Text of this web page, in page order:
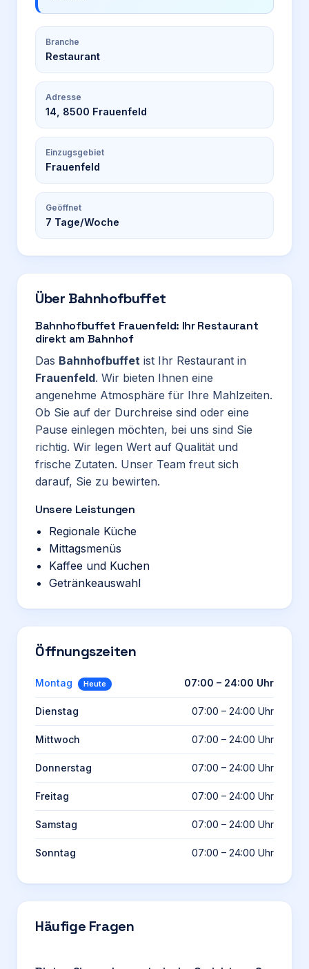
Branche
Restaurant
Adresse
14, 8500 Frauenfeld
Einzugsgebiet
Frauenfeld
Geöffnet
7 Tage/Woche
Über Bahnhofbuffet
Bahnhofbuffet Frauenfeld: Ihr Restaurant
direkt am Bahnhof
Das Bahnhofbuffet ist Ihr Restaurant in
Frauenfeld. Wir bieten Ihnen eine
angenehme Atmosphäre für Ihre Mahlzeiten.
Ob Sie auf der Durchreise sind oder eine
Pause einlegen möchten, bei uns sind Sie
richtig. Wir legen Wert auf Qualität und
frische Zutaten. Unser Team freut sich
darauf, Sie zu bewirten.
Unsere Leistungen
Regionale Küche
Mittagsmenüs
Kaffee und Kuchen
Getränkeauswahl
Öffnungszeiten
Montag Heute 07:00 – 24:00 Uhr
Dienstag 07:00 – 24:00 Uhr
Mittwoch 07:00 – 24:00 Uhr
Donnerstag 07:00 – 24:00 Uhr
Freitag 07:00 – 24:00 Uhr
Samstag 07:00 – 24:00 Uhr
Sonntag 07:00 – 24:00 Uhr
Häufige Fragen